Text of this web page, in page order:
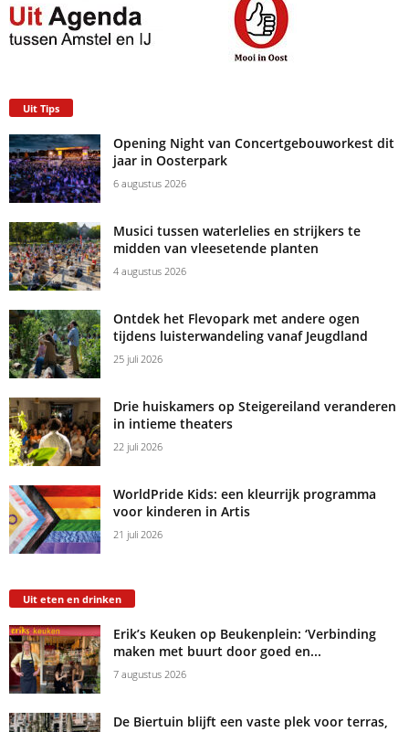
Uit Tips
Opening Night van Concertgebouworkest dit
jaar in Oosterpark
6 augustus 2026
Musici tussen waterlelies en strijkers te
midden van vleesetende planten
4 augustus 2026
Ontdek het Flevopark met andere ogen
tijdens luisterwandeling vanaf Jeugdland
25 juli 2026
Drie huiskamers op Steigereiland veranderen
in intieme theaters
22 juli 2026
WorldPride Kids: een kleurrijk programma
voor kinderen in Artis
21 juli 2026
Uit eten en drinken
Erik’s Keuken op Beukenplein: ‘Verbinding
maken met buurt door goed en...
7 augustus 2026
De Biertuin blijft een vaste plek voor terras,